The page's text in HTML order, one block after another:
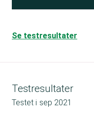
Se testresultater
Testresultater
Testet i sep 2021